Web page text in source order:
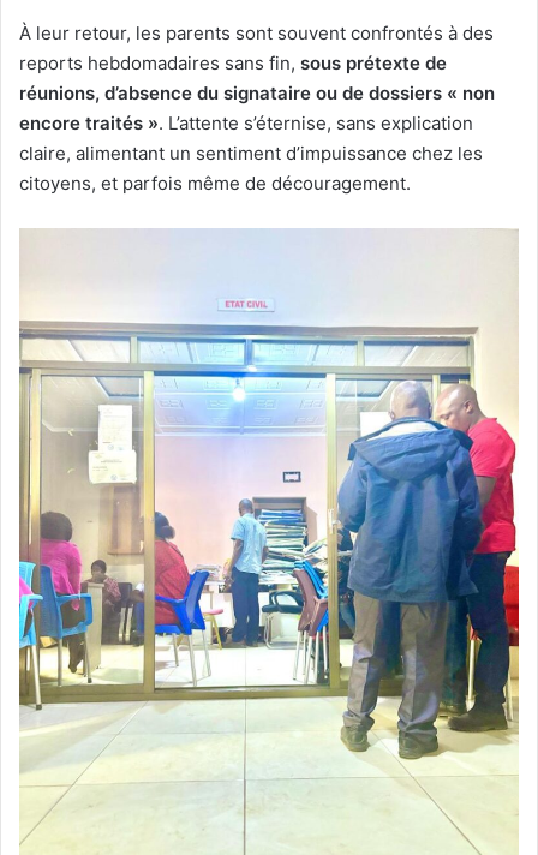
À leur retour, les parents sont souvent confrontés à des
reports hebdomadaires sans fin, sous prétexte de
réunions, d’absence du signataire ou de dossiers « non
encore traités ». L’attente s’éternise, sans explication
claire, alimentant un sentiment d’impuissance chez les
citoyens, et parfois même de découragement.